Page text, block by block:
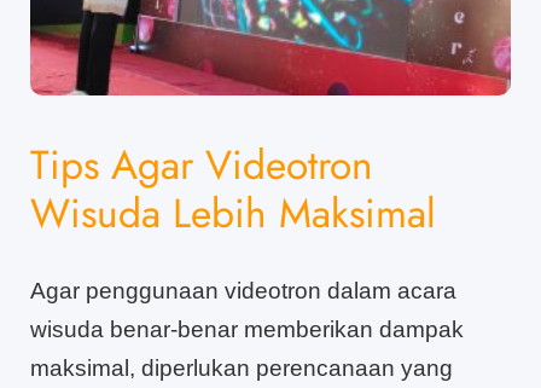
Tips Agar Videotron
Wisuda Lebih Maksimal
Agar penggunaan videotron dalam acara
wisuda benar-benar memberikan dampak
maksimal, diperlukan perencanaan yang